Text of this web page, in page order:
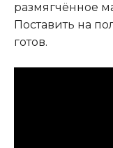
размягчённое
Поставить на
готов.